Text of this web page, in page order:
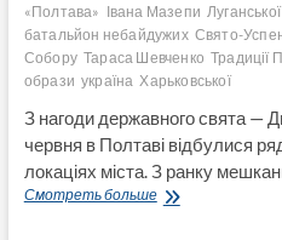
«Полтава» Івана Мазепи Луганської
батальйон небайдужих Свято-
Собору Тараса Шевченко Традиції
образи україна Харьковської
З нагоди державного свята —
червня в Полтаві відбулися
локаціях міста. З ранку
Смотреть большеЯк